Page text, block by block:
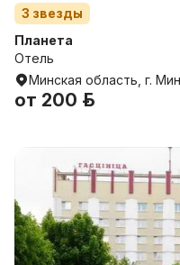
3 звезды
Планета
Отель
Минская область, г.
от 200 р.